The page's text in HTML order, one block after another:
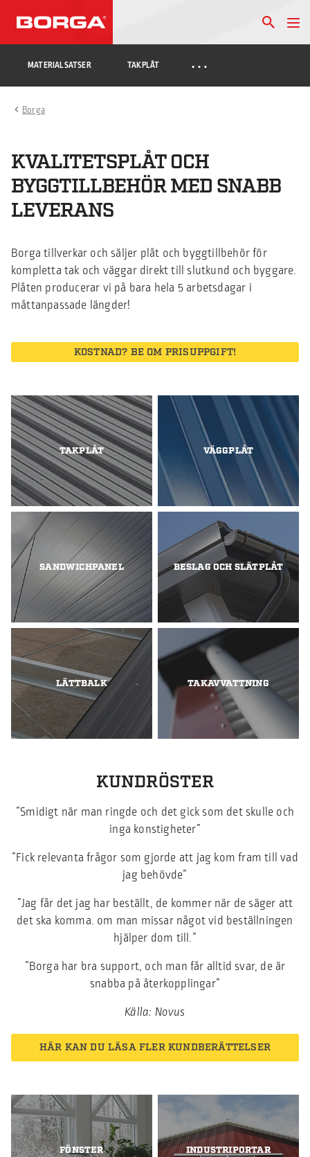
MATERIALSATSER TAKPLÅT …
Borga
KVALITETSPLÅT OCH
BYGGTILLBEHÖR MED SNABB
LEVERANS
Borga tillverkar och säljer plåt och byggtillbehör för
kompletta tak och väggar direkt till slutkund och byggare.
Plåten producerar vi på bara hela 5 arbetsdagar i
måttanpassade längder!
KOSTNAD? BE OM PRISUPPGIFT!
TAKPLÅT VÄGGPLÅT
SANDWICHPANEL BESLAG OCH SLÄTPLÅT
LÄTTBALK TAKAVVATTNING
KUNDRÖSTER
”Smidigt när man ringde och det gick som det skulle och
inga konstigheter”
”Fick relevanta frågor som gjorde att jag kom fram till vad
jag behövde”
”Jag får det jag har beställt, de kommer när de säger att
det ska komma. om man missar något vid beställningen
hjälper dom till.”
”Borga har bra support, och man får alltid svar, de är
snabba på återkopplingar”
Källa: Novus
HÄR KAN DU LÄSA FLER KUNDBERÄTTELSER
FÖNSTER INDUSTRIPORTAR